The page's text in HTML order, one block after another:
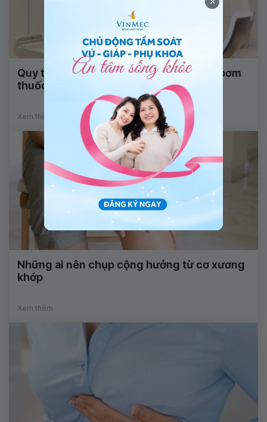
Quy trình chụp cộng hưởng từ khớp có bơm
thuốc đối quang từ nội khớp
Xem thêm
Những ai nên chụp cộng hưởng từ cơ xương
khớp
Xem thêm